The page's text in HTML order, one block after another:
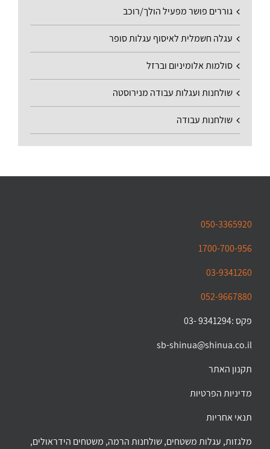
גוררים פושר מפעיל הולך/רוכב
עגלה חשמלית לאיסוף עגלות סופר
סולמות אלומיניום וברזל
שולחנות ועגלות עבודה מנירוסטה
שולחנות עבודה
050-3365920
1700-700-956
03-9341260
052-9667880
פקס :9341294 -03
sb-shinua@shinua.co.il
תקנון האתר
מדיניות הפרטיות
תנאי אחריות
מלגזות, עגלות משטחים, שולחנות הרמה, משטחים הידראולים,